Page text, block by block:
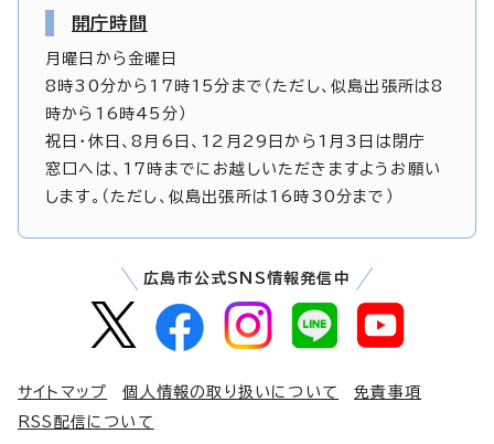
開庁時間
月曜日から金曜日
8時30分から17時15分まで（ただし、似島出張所は8
時から16時45分）
祝日・休日、8月6日、12月29日から1月3日は閉庁
窓口へは、17時までにお越しいただきますようお願い
します。（ただし、似島出張所は16時30分まで）
広島市公式SNS情報発信中
サイトマップ 個人情報の取り扱いについて
免責事項
RSS配信について